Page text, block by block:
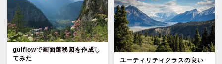
guiflowで画面遷移図を作成し
てみた
ユーティリティクラスの良い